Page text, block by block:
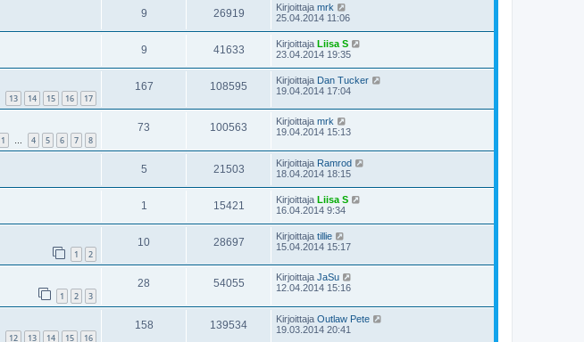
9 26919 Kirjoittaja mrk
25.04.2014 11:06
9 41633 Kirjoittaja Liisa S
23.04.2014 19:35
13 14 15 16 17
167 108595 Kirjoittaja Dan Tucker
19.04.2014 17:04
1 … 4 5 6 7 8
73 100563 Kirjoittaja mrk
19.04.2014 15:13
5 21503 Kirjoittaja Ramrod
18.04.2014 18:15
1 15421 Kirjoittaja Liisa S
16.04.2014 9:34
1 2
10 28697 Kirjoittaja tillie
15.04.2014 15:17
1 2 3
28 54055 Kirjoittaja JaSu
12.04.2014 15:16
12 13 14 15 16
158 139534 Kirjoittaja Outlaw Pete
19.03.2014 20:41